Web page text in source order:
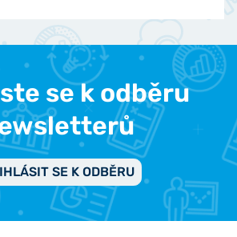
se k odběru
SE K ODBĚRU